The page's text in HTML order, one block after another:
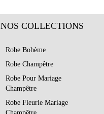
NOS COLLECTIONS
Robe Bohème
Robe Champêtre
Robe Pour Mariage
Champêtre
Robe Fleurie Mariage